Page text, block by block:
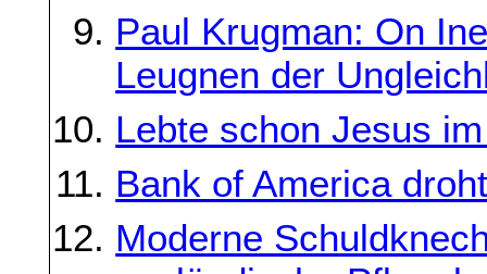
Paul Krugman: On
Leugnen der
Lebte schon Jesus
Bank of America
Moderne